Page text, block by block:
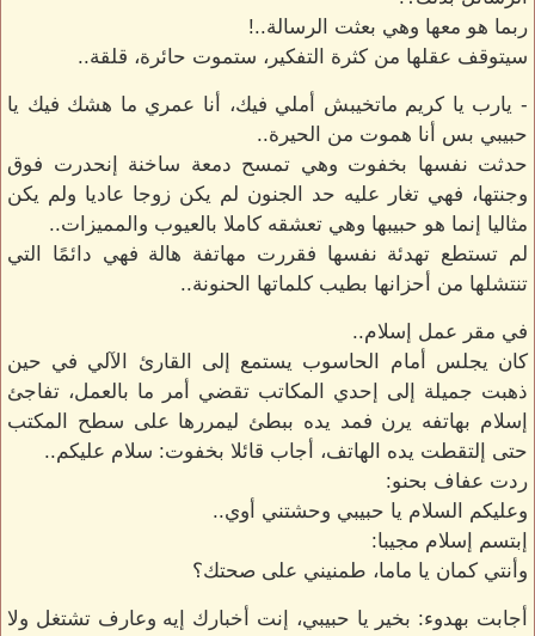
ربما هو معها وهي بعثت الرسالة..!
سيتوقف عقلها من كثرة التفكير، ستموت حائرة، قلقة..
- يارب يا كريم ماتخيبش أملي فيك، أنا عمري ما هشك فيك يا
حبيبي بس أنا هموت من الحيرة..
حدثت نفسها بخفوت وهي تمسح دمعة ساخنة إنحدرت فوق
وجنتها، فهي تغار عليه حد الجنون لم يكن زوجا عاديا ولم يكن
مثاليا إنما هو حبيبها وهي تعشقه كاملا بالعيوب والمميزات..
لم تستطع تهدئة نفسها فقررت مهاتفة هالة فهي دائمًا التي
تنتشلها من أحزانها بطيب كلماتها الحنونة..
في مقر عمل إسلام..
كان يجلس أمام الحاسوب يستمع إلى القارئ الآلي في حين
ذهبت جميلة إلى إحدي المكاتب تقضي أمر ما بالعمل، تفاجئ
إسلام بهاتفه يرن فمد يده ببطئ ليمررها على سطح المكتب
حتى إلتقطت يده الهاتف، أجاب قائلا بخفوت: سلام عليكم..
ردت عفاف بحنو:
وعليكم السلام يا حبيبي وحشتني أوي..
إبتسم إسلام مجيبا:
وأنتي كمان يا ماما، طمنيني على صحتك؟
أجابت بهدوء: بخير يا حبيبي، إنت أخبارك إيه وعارف تشتغل ولا